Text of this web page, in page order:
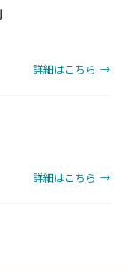
詳細はこちら →
詳細はこちら →